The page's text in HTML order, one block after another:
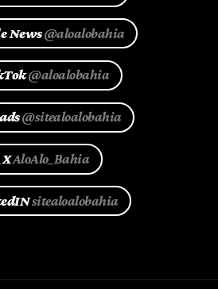
News@aloalobahia
@aloalobahia
@sitealoalobahia
XAloAlo_Bahia
sitealoalobahia